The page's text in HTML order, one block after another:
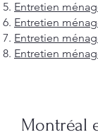
Entretien
Entretien
Entretien
Entretien
Montréal